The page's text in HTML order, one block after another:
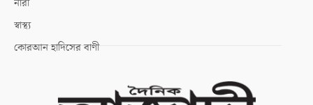
নারী
স্বাস্থ্য
কোরআন হাদিসের বাণী